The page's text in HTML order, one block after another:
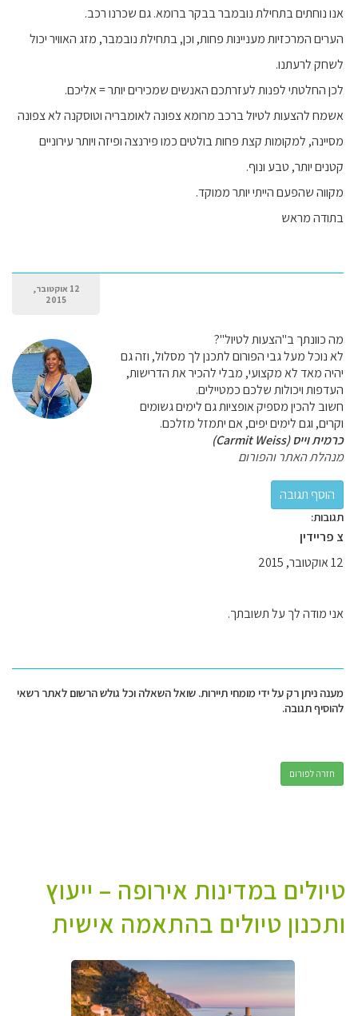
אנו נוחתים בתחילת נובמבר בבקר ברומא. גם שכרנו רכב.
הערים המרכזיות מעניינות פחות, וכן, בתחילת נובמבר, מזג האוויר יכול
לשחק לרעתנו.
לכן החלטתי לפנות לעזרתכם האנשים שמכירים יותר = אליכם.
אשמח להצעות לטיול ברכב מרומא צפונה לאומבריה וטוסקנה לא צפונה
מסיינה, למקומות קצת פחות בולטים כמו פירנצה ופיזה ויותר עירוניים
קטנים יותר, טבע ונוף.
מקווה שהפעם הייתי יותר ממוקד.
בתודה מראש
12 אוקטובר,
2015
מה כוונתך ב"הצעות לטיול"?
לא נוכל מעל גבי הפורום לתכנן לך מסלול, וזה גם
יהיה מאד לא מקצועי, מבלי להכיר את הדרישות,
העדפות ויכולות שלכם כמטיילים.
חשוב להכין מספיק אופציות גם לימים גשומים
וקרים, וגם לימים יפים, אם יתמזל מזלכם.
כרמית וייס (Carmit Weiss)
מנהלת האתר והפורום
תגובות:
צ פריידין
12 אוקטובר, 2015
אני מודה לך על תשובתך.
מענה ניתן רק על ידי מומחי תיירות. שואל השאלה וכל גולש הרשום לאתר רשאי
להוסיף תגובה.
חזרה לפורום
טיולים במדינות אירופה – ייעוץ
ותכנון טיולים בהתאמה אישית